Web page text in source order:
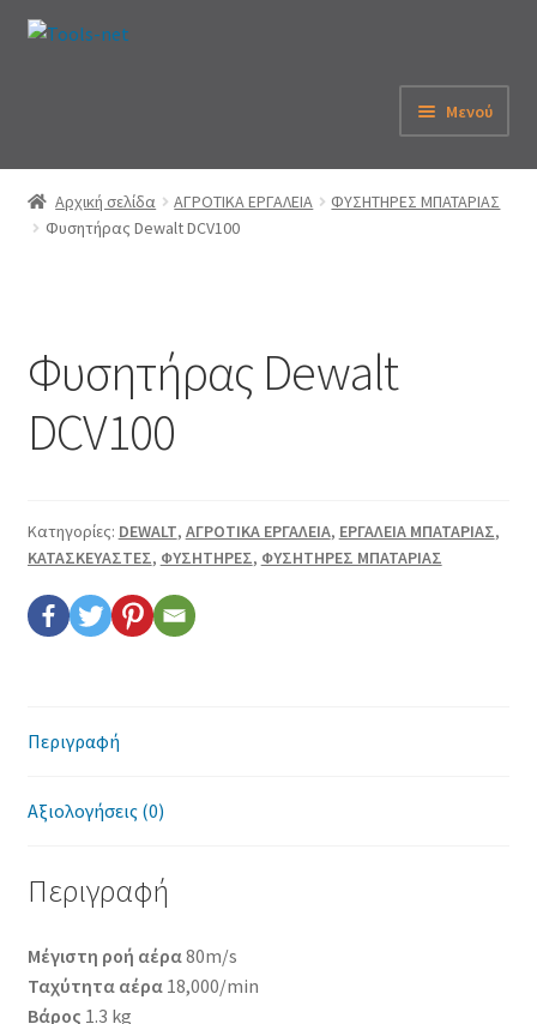
Απευθείας
Μετάβαση
Μενού
Αρχική
Εταιρεία
Λογαριασμός
Καλάθι
Επικοινωνία
Όροι χρήσης
Αρχική σελίδα ΑΓΡΟΤΙΚΑ ΕΡΓΑΛΕΙΑ
ΦΥΣΗΤΗΡΕΣ ΜΠΑΤΑΡΙΑΣ
Φυσητήρας Dewalt DCV100
Φυσητήρας Dewalt
DCV100
Κατηγορίες: DEWALT, ΑΓΡΟΤΙΚΑ ΕΡΓΑΛΕΙΑ, ΕΡΓΑΛΕΙΑ ΜΠΑΤΑΡΙΑΣ,
ΚΑΤΑΣΚΕΥΑΣΤΕΣ, ΦΥΣΗΤΗΡΕΣ, ΦΥΣΗΤΗΡΕΣ ΜΠΑΤΑΡΙΑΣ
Περιγραφή
Αξιολογήσεις (0)
Περιγραφή
Μέγιστη ροή αέρα80m/s
Ταχύτητα αέρα18,000/min
Βάρος 1.3 kg